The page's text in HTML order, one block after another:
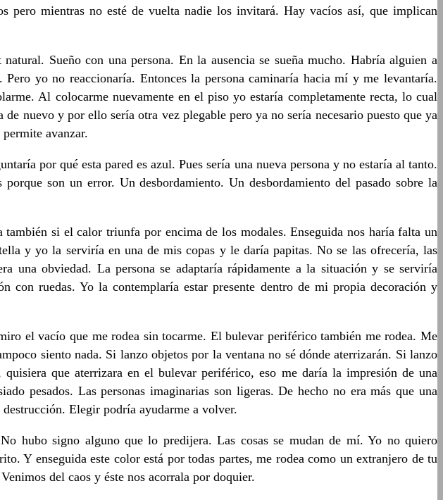
pero mientras no esté de vuelta nadie los invitará. Hay vacíos así, que implican
Sueño con una persona. En la ausencia se sueña mucho. Habría alguien a
yo no reaccionaría. Entonces la persona caminaría hacia mí y me levantaría.
Al colocarme nuevamente en el piso yo estaría completamente recta, lo cual
nuevo y por ello sería otra vez plegable pero ya no sería necesario puesto que ya
avanzar.
por qué esta pared es azul. Pues sería una nueva persona y no estaría al tanto.
son un error. Un desbordamiento. Un desbordamiento del pasado sobre la
si el calor triunfa por encima de los modales. Enseguida nos haría falta un
y yo la serviría en una de mis copas y le daría papitas. No se las ofrecería, las
una obviedad. La persona se adaptaría rápidamente a la situación y se serviría
con ruedas. Yo la contemplaría estar presente dentro de mi propia decoración y
el vacío que me rodea sin tocarme. El bulevar periférico también me rodea. Me
siento nada. Si lanzo objetos por la ventana no sé dónde aterrizarán. Si lanzo
que aterrizara en el bulevar periférico, eso me daría la impresión de una
pesados. Las personas imaginarias son ligeras. De hecho no era más que una
Elegir podría ayudarme a volver.
hubo signo alguno que lo predijera. Las cosas se mudan de mí. Yo no quiero
Y enseguida este color está por todas partes, me rodea como un extranjero de tu
del caos y éste nos acorrala por doquier.